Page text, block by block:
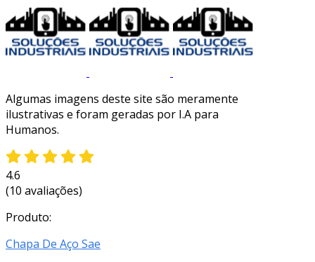
Algumas imagens deste site são meramente
ilustrativas e foram geradas por I.A para
Humanos.
4.6
(10 avaliações)
Produto:
Chapa De Aço Sae